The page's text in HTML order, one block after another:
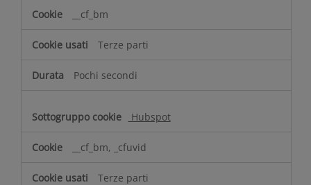
__cf_bm
Terze parti
Pochi secondi
Hubspot
__cf_bm, _cfuvid
Terze parti